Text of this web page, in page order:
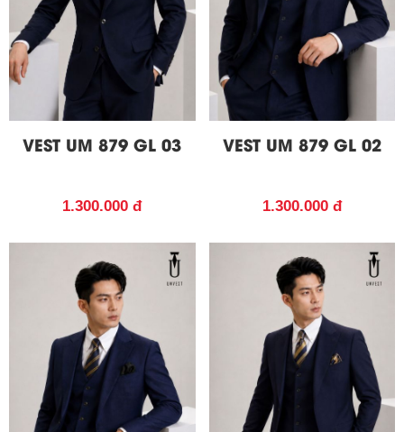
VEST UM 879 GL 03
1.300.000 đ
VEST UM 879 GL 02
1.300.000 đ